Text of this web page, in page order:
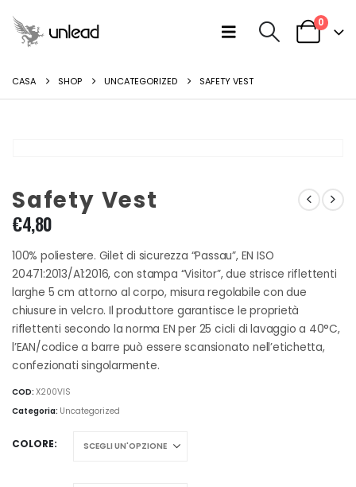
0
CASA SHOP UNCATEGORIZED SAFETY VEST
Safety Vest
€4,80
100% poliestere. Gilet di sicurezza “Passau”, EN ISO
20471:2013/A1:2016, con stampa “Visitor”, due strisce riflettenti
larghe 5 cm attorno al corpo, misura regolabile con due
chiusure in velcro. Il produttore garantisce le proprietà
riflettenti secondo la norma EN per 25 cicli di lavaggio a 40°C,
l’EAN/codice a barre può essere scansionato nell’etichetta,
confezionati singolarmente.
COD: X200VIS
Categoria: Uncategorized
COLORE